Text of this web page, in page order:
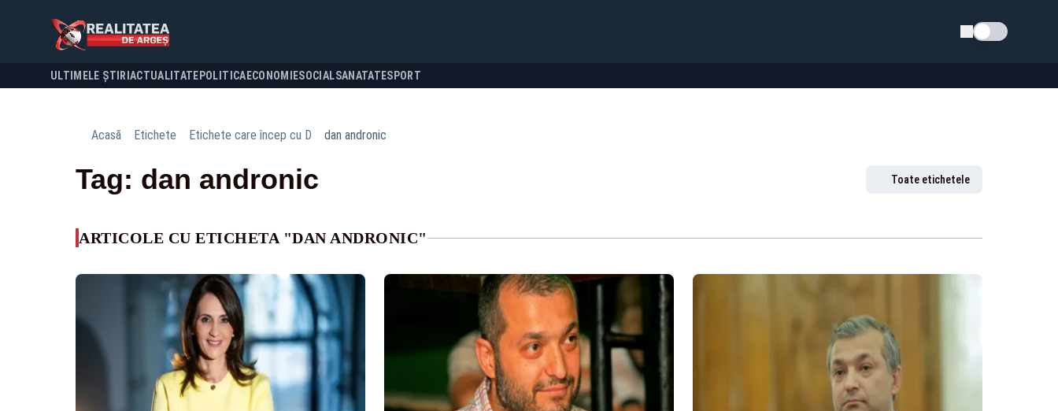
Schimba tema
ULTIMELE ȘTIRI ACTUALITATE POLITICA ECONOMIESOCIALSANATATESPORT
Acasă Etichete Etichete care încep cu D dan andronic
Tag: dan andronic Toate etichetele
ARTICOLE CU ETICHETA "DAN ANDRONIC"